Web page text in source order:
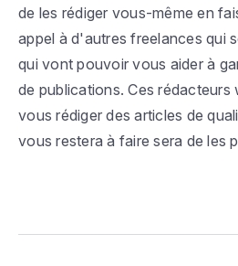
de les rédiger vous-même en
appel à d'autres freelances qui
qui vont pouvoir vous aider à
de publications. Ces
vous rédiger des articles de
vous restera à faire sera de les